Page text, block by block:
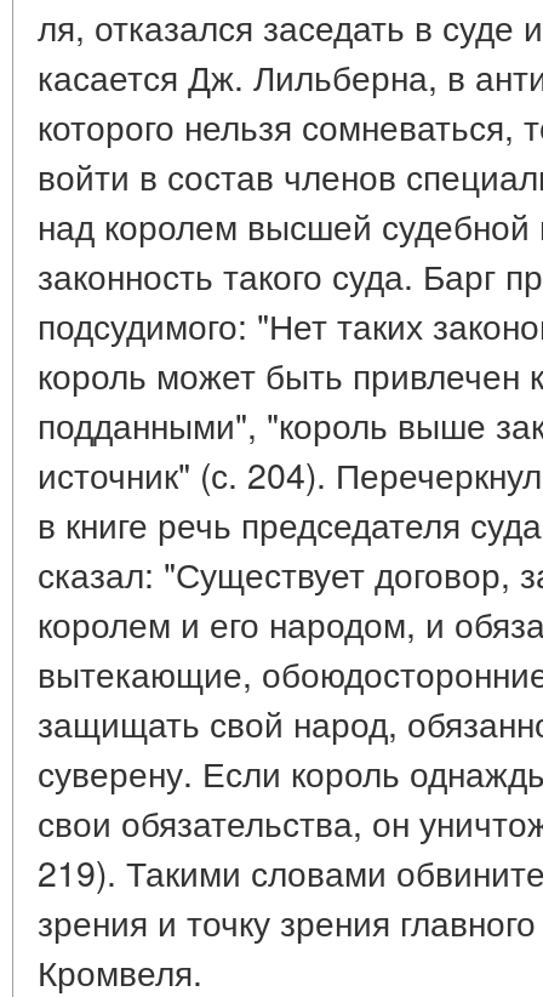
ля, отказался заседать в суде
касается Дж. Лильберна, в
которого нельзя сомневаться,
войти в состав членов
над королем высшей
законность такого суда. Барг
подсудимого: "Нет таких
король может быть привлечен
подданными", "король выше
источник" (с. 204).
в книге речь председателя
сказал: "Существует договор,
королем и его народом, и
вытекающие,
защищать свой народ,
суверену. Если король
свои обязательства, он
219). Такими словами
зрения и точку зрения
Кромвеля.